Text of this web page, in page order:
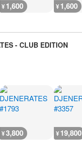
¥1,600 ¥1,600
- CLUB EDITION
¥3,800 ¥19,800